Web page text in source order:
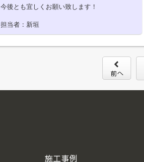
今後とも宜しくお願い致します！
担当者：新垣
施工事例